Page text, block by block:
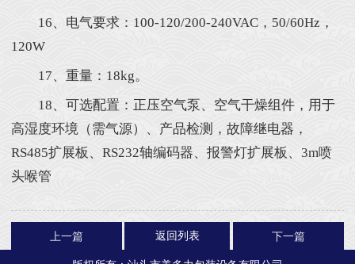
16、电气要求：100-120/200-240VAC，50/60Hz，
120W
17、重量：18kg。
18、可选配置：正压空气泵、空气干燥组件，用于
高湿度环境（需气源）、产品检测，故障继电器，
RS485扩展板、RS232轴编码器、报警灯扩展板、3m喷
头喉管
上一篇 返回列表 下一篇